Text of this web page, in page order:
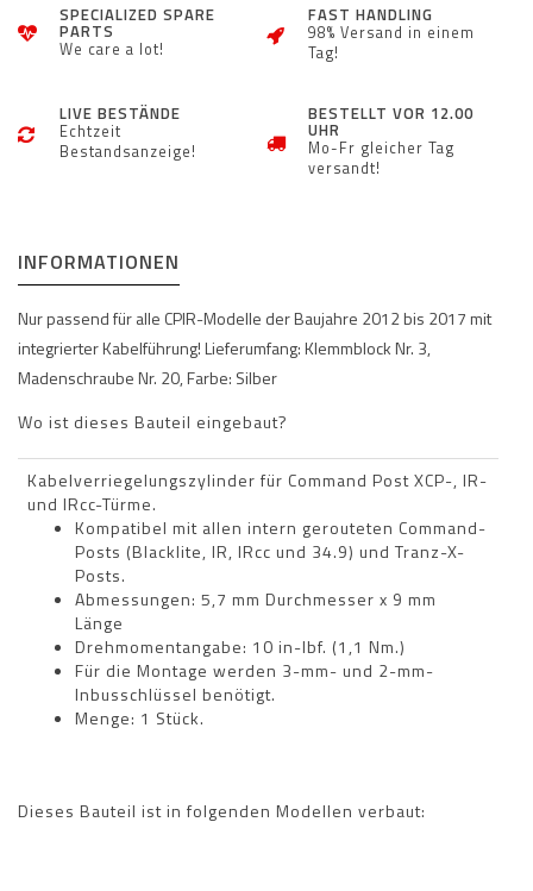
SPECIALIZED SPARE
PARTS
We care a lot!
FAST HANDLING
98% Versand in einem
Tag!
LIVE BESTÄNDE
Echtzeit
Bestandsanzeige!
BESTELLT VOR 12.00
UHR
Mo-Fr gleicher Tag
versandt!
INFORMATIONEN
Nur passend für alle CPIR-Modelle der Baujahre 2012 bis 2017 mit
integrierter Kabelführung! Lieferumfang: Klemmblock Nr. 3,
Madenschraube Nr. 20, Farbe: Silber
Wo ist dieses Bauteil eingebaut?
Kabelverriegelungszylinder für Command Post XCP-, IR-
und IRcc-Türme.
Kompatibel mit allen intern gerouteten Command-
Posts (Blacklite, IR, IRcc und 34.9) und Tranz-X-
Posts.
Abmessungen: 5,7 mm Durchmesser x 9 mm
Länge
Drehmomentangabe: 10 in-lbf. (1,1 Nm.)
Für die Montage werden 3-mm- und 2-mm-
Inbusschlüssel benötigt.
Menge: 1 Stück.
Dieses Bauteil ist in folgenden Modellen verbaut: